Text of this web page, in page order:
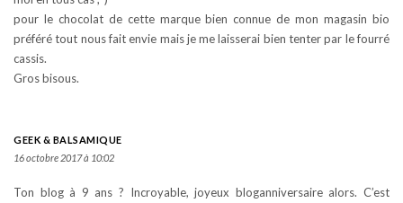
pour le chocolat de cette marque bien connue de mon magasin bio
préféré tout nous fait envie mais je me laisserai bien tenter par le fourré
cassis.
Gros bisous.
GEEK & BALSAMIQUE
16 octobre 2017 à 10:02
Ton blog à 9 ans ? Incroyable, joyeux bloganniversaire alors. C’est